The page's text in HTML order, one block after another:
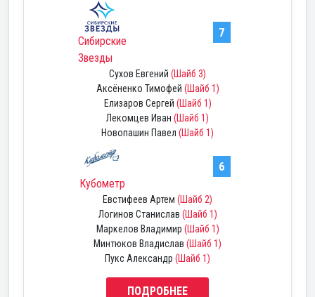
Сибирские
Звезды
7
Сухов Евгений (Шайб 3)
Аксёненко Тимофей (Шайб 1)
Елизаров Сергей (Шайб 1)
Лекомцев Иван (Шайб 1)
Новопашин Павел (Шайб 1)
6
Кубометр
Евстифеев Артем (Шайб 2)
Логинов Станислав (Шайб 1)
Маркелов Владимир (Шайб 1)
Минтюков Владислав (Шайб 1)
Пукс Александр (Шайб 1)
ПОДРОБНЕЕ